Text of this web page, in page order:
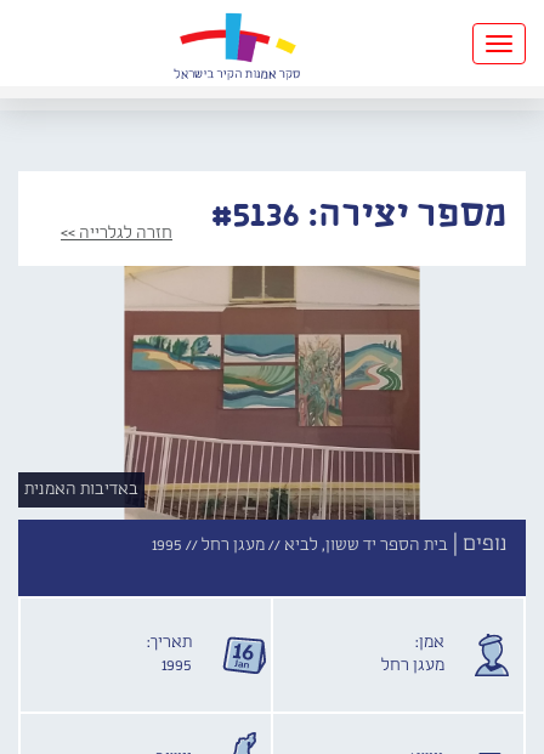
Toggle
navigation
מספר יצירה: #5136 חזרה לגלרייה >>
באדיבות האמנית
נופים | בית הספר יד ששון, לביא //מעגן רחל // 1995
אמן:
מעגן רחל
תאריך:
1995